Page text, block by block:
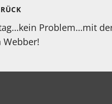
Problem…mit
Webber!